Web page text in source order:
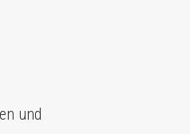
und